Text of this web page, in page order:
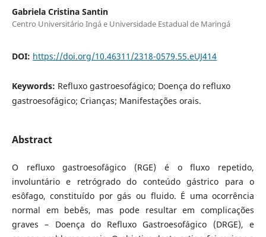
Gabriela Cristina Santin
Centro Universitário Ingá e Universidade Estadual de Maringá
DOI: https://doi.org/10.46311/2318-0579.55.eUJ414
Keywords: Refluxo gastroesofágico; Doença do refluxo
gastroesofágico; Crianças; Manifestações orais.
Abstract
O refluxo gastroesofágico (RGE) é o fluxo repetido,
involuntário e retrógrado do conteúdo gástrico para o
esôfago, constituído por gás ou fluido. É uma ocorrência
normal em bebês, mas pode resultar em complicações
graves – Doença do Refluxo Gastroesofágico (DRGE), e